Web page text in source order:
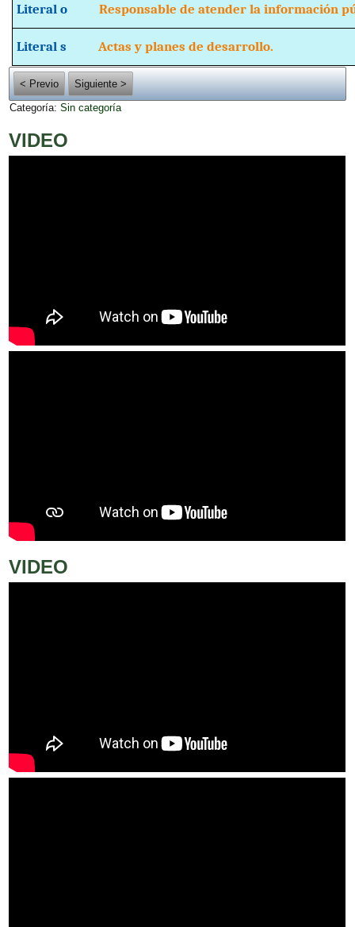
Literal oResponsable de atender la información
Literal s Actas y planes de desarrollo.
< Previo
Siguiente >
Categoría:Sin categoría
VIDEO
VIDEO